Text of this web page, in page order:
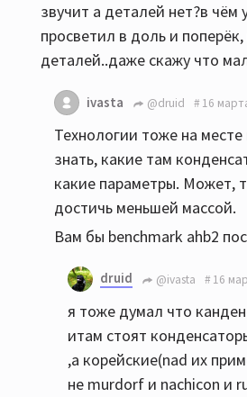
звучит а деталей нет?в чём
просветил в доль и
деталей..даже скажу что
ivasta @druid 16
Технологии тоже на
знать, какие там
какие параметры. Может,
достичь меньшей массой.
Вам бы benchmark ahb2
druid @ivasta 16
я тоже думал что
итам стоят
,а корейские(nad их
не murdorf и nachicon и